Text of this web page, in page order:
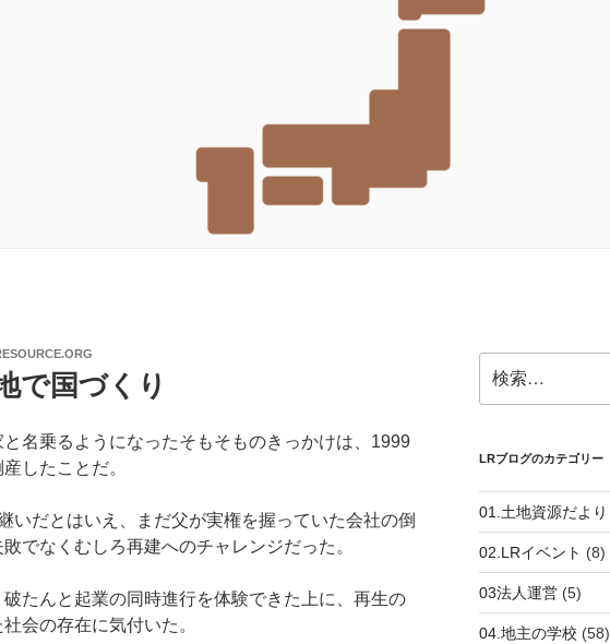
で国づくり
名乗るようになったそもそものきっかけは、1999
したことだ。
いだとはいえ、まだ父が実権を握っていた会社の倒
でなくむしろ再建へのチャレンジだった。
たんと起業の同時進行を体験できた上に、再生の
会の存在に気付いた。
索:
LRブログのカテゴリー
01.土地資源だより
02.LRイベント (8)
03法人運営(5)
04.地主の学校 (58)